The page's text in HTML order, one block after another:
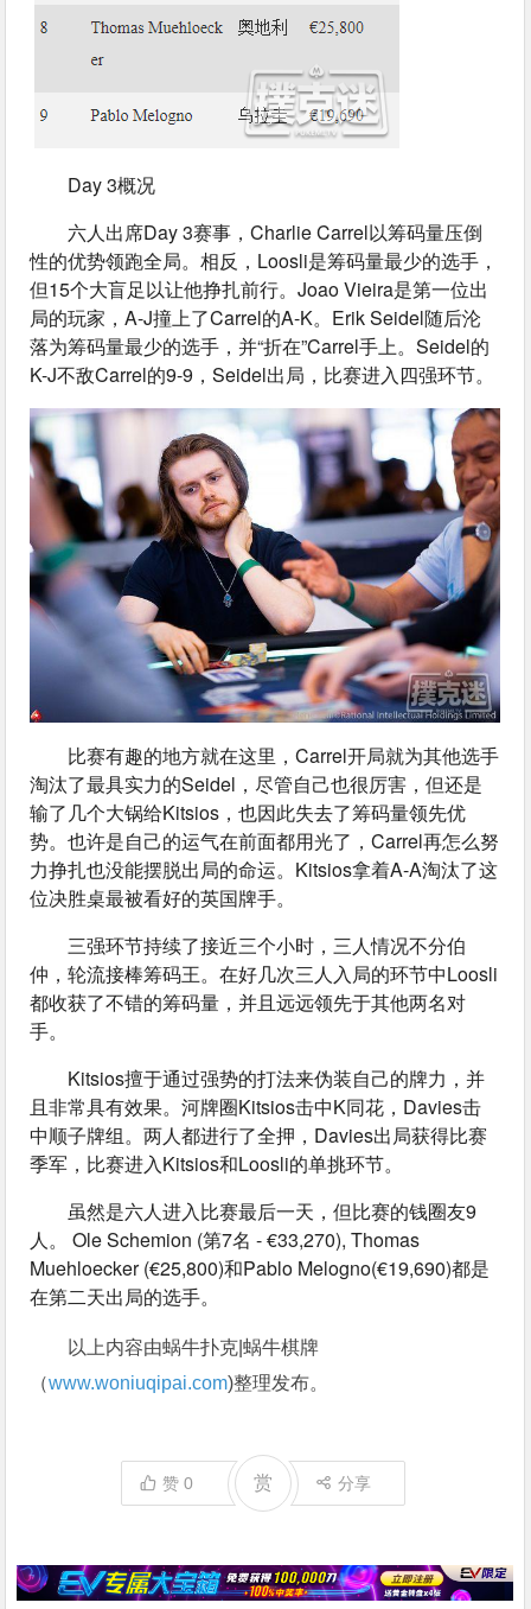
Day 3概况
六人出席Day 3赛事，Charlie Carrel以筹码量压倒
性的优势领跑全局。相反，Loosli是筹码量最少的选手，
但15个大盲足以让他挣扎前行。Joao Vieira是第一位出
局的玩家，A-J撞上了Carrel的A-K。Erik Seidel随后沦
落为筹码量最少的选手，并“折在”Carrel手上。Seidel的
K-J不敌Carrel的9-9，Seidel出局，比赛进入四强环节。
比赛有趣的地方就在这里，Carrel开局就为其他选手
淘汰了最具实力的Seidel，尽管自己也很厉害，但还是
输了几个大锅给Kitsios，也因此失去了筹码量领先优
势。也许是自己的运气在前面都用光了，Carrel再怎么努
力挣扎也没能摆脱出局的命运。Kitsios拿着A-A淘汰了这
位决胜桌最被看好的英国牌手。
三强环节持续了接近三个小时，三人情况不分伯
仲，轮流接棒筹码王。在好几次三人入局的环节中Loosli
都收获了不错的筹码量，并且远远领先于其他两名对
手。
Kitsios擅于通过强势的打法来伪装自己的牌力，并
且非常具有效果。河牌圈Kitsios击中K同花，Davies击
中顺子牌组。两人都进行了全押，Davies出局获得比赛
季军，比赛进入Kitsios和Loosli的单挑环节。
虽然是六人进入比赛最后一天，但比赛的钱圈友9
人。 Ole Schemion (第7名 - €33,270), Thomas
Muehloecker (€25,800)和Pablo Melogno(€19,690)都是
在第二天出局的选手。
以上内容由蜗牛扑克|蜗牛棋牌
（www.woniuqipai.com)整理发布。
赞0 赏 分享